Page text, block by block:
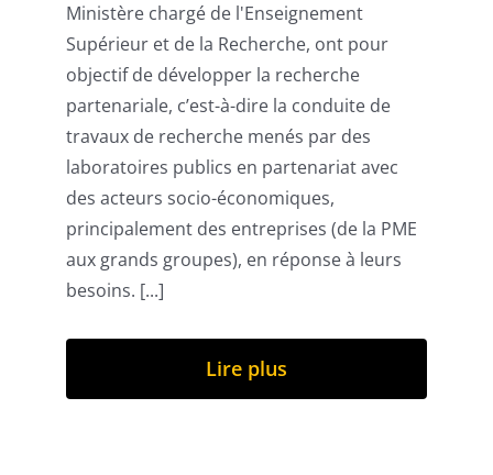
Ministère chargé de l'Enseignement
Supérieur et de la Recherche, ont pour
objectif de développer la recherche
partenariale, c’est-à-dire la conduite de
travaux de recherche menés par des
laboratoires publics en partenariat avec
des acteurs socio-économiques,
principalement des entreprises (de la PME
aux grands groupes), en réponse à leurs
besoins. [...]
Lire plus